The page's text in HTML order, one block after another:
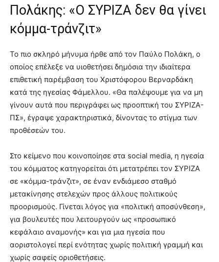
Πολάκης: «Ο ΣΥΡΙΖΑ δεν θα γίνει
κόμμα-τράνζιτ»
Το πιο σκληρό μήνυμα ήρθε από τον Παύλο Πολάκη, ο
οποίος επέλεξε να υιοθετήσει δημόσια την ιδιαίτερα
επιθετική παρέμβαση του Χριστόφορου Βερναρδάκη
κατά της ηγεσίας Φάμελλου. «Θα παλέψουμε για να μη
γίνουν αυτά που περιγράφει ως προοπτική του ΣΥΡΙΖΑ-
ΠΣ», έγραψε χαρακτηριστικά, δίνοντας το στίγμα των
προθέσεών του.
Στο κείμενο που κοινοποίησε στα social media, η ηγεσία
του κόμματος κατηγορείται ότι μετατρέπει τον ΣΥΡΙΖΑ
σε «κόμμα-τράνζιτ», σε έναν ενδιάμεσο σταθμό
μετακίνησης στελεχών προς άλλους πολιτικούς
προορισμούς. Γίνεται λόγος για «πολιτική αποσύνθεση»,
για βουλευτές που λειτουργούν ως «προσωπικό
κεφάλαιο αναμονής» και για μια ηγεσία που
αοριστολογεί περί ενότητας χωρίς πολιτική γραμμή και
χωρίς σαφείς οριοθετήσεις.